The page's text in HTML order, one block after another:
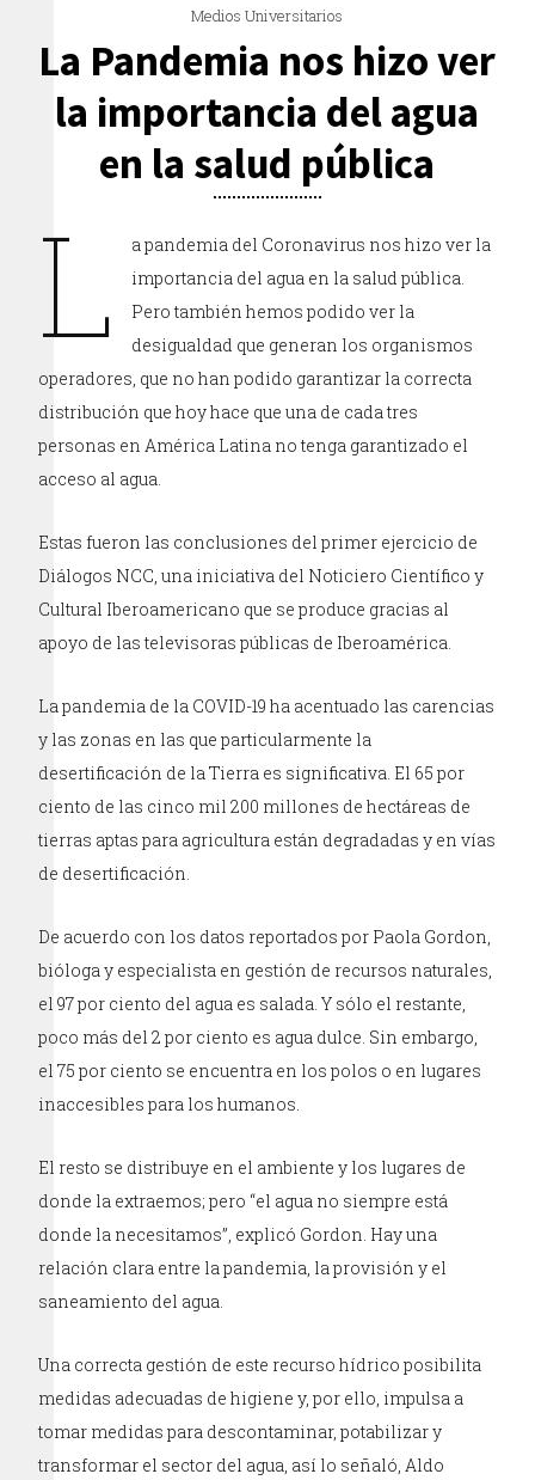
Medios Universitarios
La Pandemia nos hizo ver
la importancia del agua
en la salud pública
L
a pandemia del Coronavirus nos hizo ver la
importancia del agua en la salud pública.
Pero también hemos podido ver la
desigualdad que generan los organismos
operadores, que no han podido garantizar la correcta
distribución que hoy hace que una de cada tres
personas en América Latina no tenga garantizado el
acceso al agua.
Estas fueron las conclusiones del primer ejercicio de
Diálogos NCC, una iniciativa del Noticiero Científico y
Cultural Iberoamericano que se produce gracias al
apoyo de las televisoras públicas de Iberoamérica.
La pandemia de la COVID-19 ha acentuado las carencias
y las zonas en las que particularmente la
desertificación de la Tierra es significativa. El 65 por
ciento de las cinco mil 200 millones de hectáreas de
tierras aptas para agricultura están degradadas y en vías
de desertificación.
De acuerdo con los datos reportados por Paola Gordon,
bióloga y especialista en gestión de recursos naturales,
el 97 por ciento del agua es salada. Y sólo el restante,
poco más del 2 por ciento es agua dulce. Sin embargo,
el 75 por ciento se encuentra en los polos o en lugares
inaccesibles para los humanos.
El resto se distribuye en el ambiente y los lugares de
donde la extraemos; pero “el agua no siempre está
donde la necesitamos”, explicó Gordon. Hay una
relación clara entre la pandemia, la provisión y el
saneamiento del agua.
Una correcta gestión de este recurso hídrico posibilita
medidas adecuadas de higiene y, por ello, impulsa a
tomar medidas para descontaminar, potabilizar y
transformar el sector del agua, así lo señaló, Aldo